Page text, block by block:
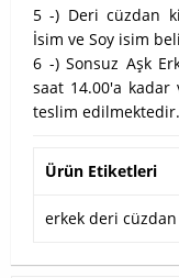
5 -) Deri cüzdan
İsim ve Soy isim
6 -) Sonsuz Aşk
saat 14.00'a kadar
teslim edilmektedir.
Ürün Etiketleri
erkek deri cüzdan